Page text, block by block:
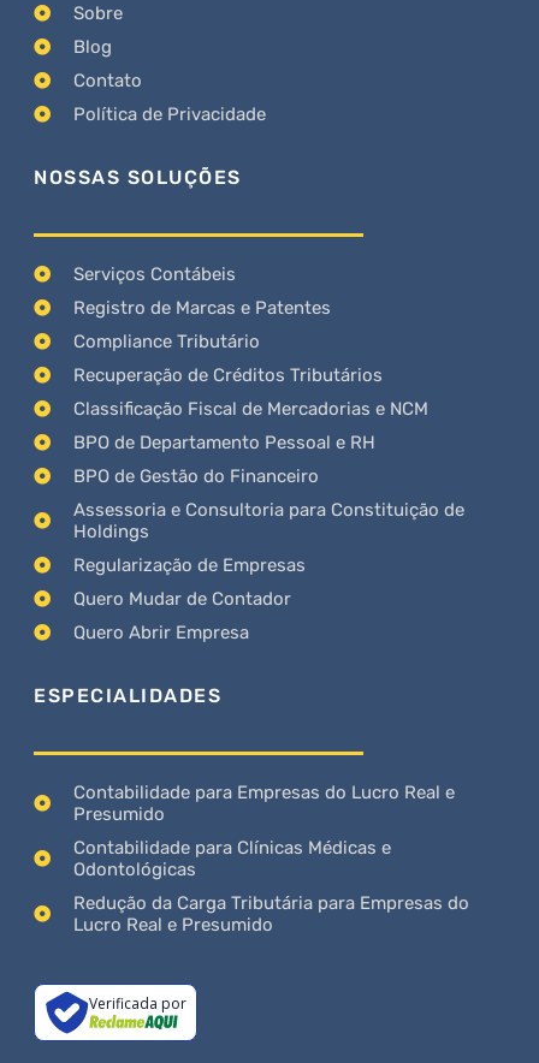
Sobre
Blog
Contato
Política de Privacidade
NOSSAS SOLUÇÕES
Serviços Contábeis
Registro de Marcas e Patentes
Compliance Tributário
Recuperação de Créditos Tributários
Classificação Fiscal de Mercadorias e NCM
BPO de Departamento Pessoal e RH
BPO de Gestão do Financeiro
Assessoria e Consultoria para Constituição de
Holdings
Regularização de Empresas
Quero Mudar de Contador
Quero Abrir Empresa
ESPECIALIDADES
Contabilidade para Empresas do Lucro Real e
Presumido
Contabilidade para Clínicas Médicas e
Odontológicas
Redução da Carga Tributária para Empresas do
Lucro Real e Presumido
Verificada por